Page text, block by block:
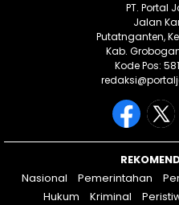
PT. Portal
Jalan
Putatnganten,
Kab.
Kode Pos:
Nasional
Pemerintahan
Hukum
Kriminal